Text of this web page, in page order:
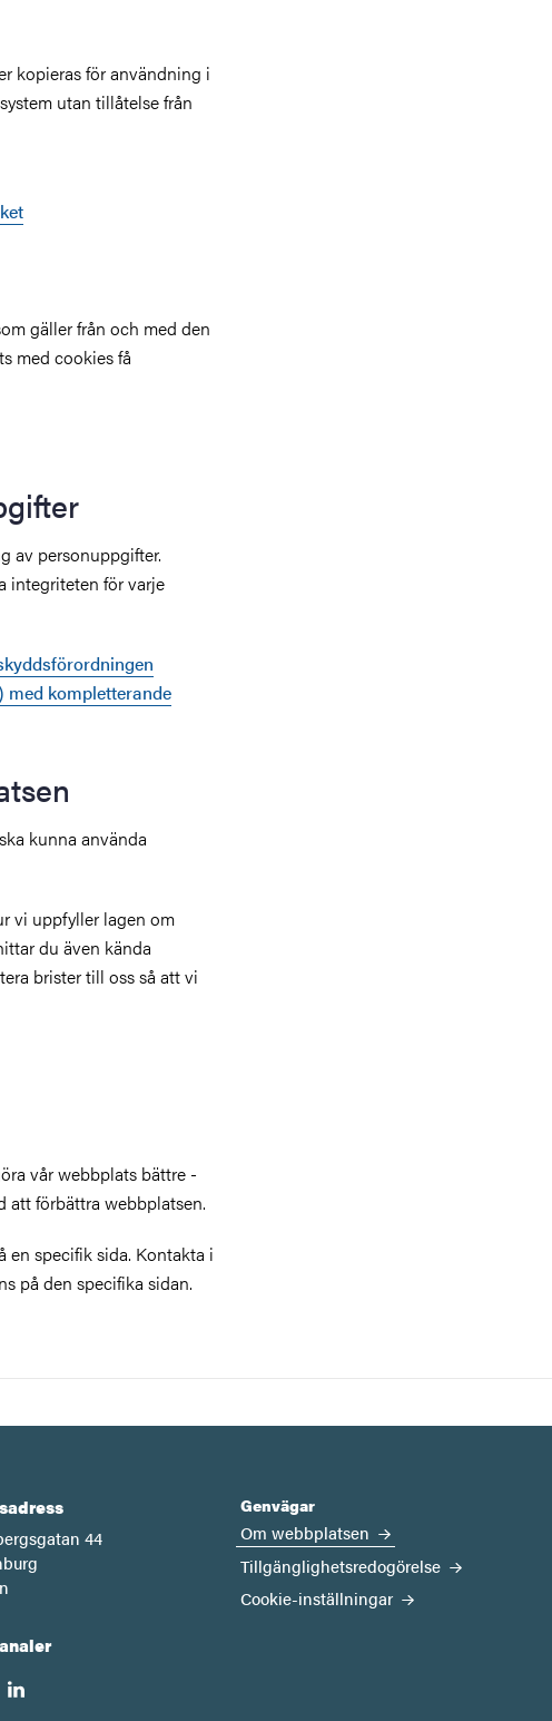
kopieras för användning i
utan tillåtelse från
gäller från och med den
med cookies få
av personuppgifter.
integriteten för varje
med kompletterande
kunna använda
vi uppfyller lagen om
du även kända
brister till oss så att vi
vår webbplats bättre -
att förbättra webbplatsen.
en specifik sida. Kontakta i
på den specifika sidan.
44
linkedin
Genvägar
Om webbplatsen
Tillgänglighetsredogörelse
Cookie-inställningar